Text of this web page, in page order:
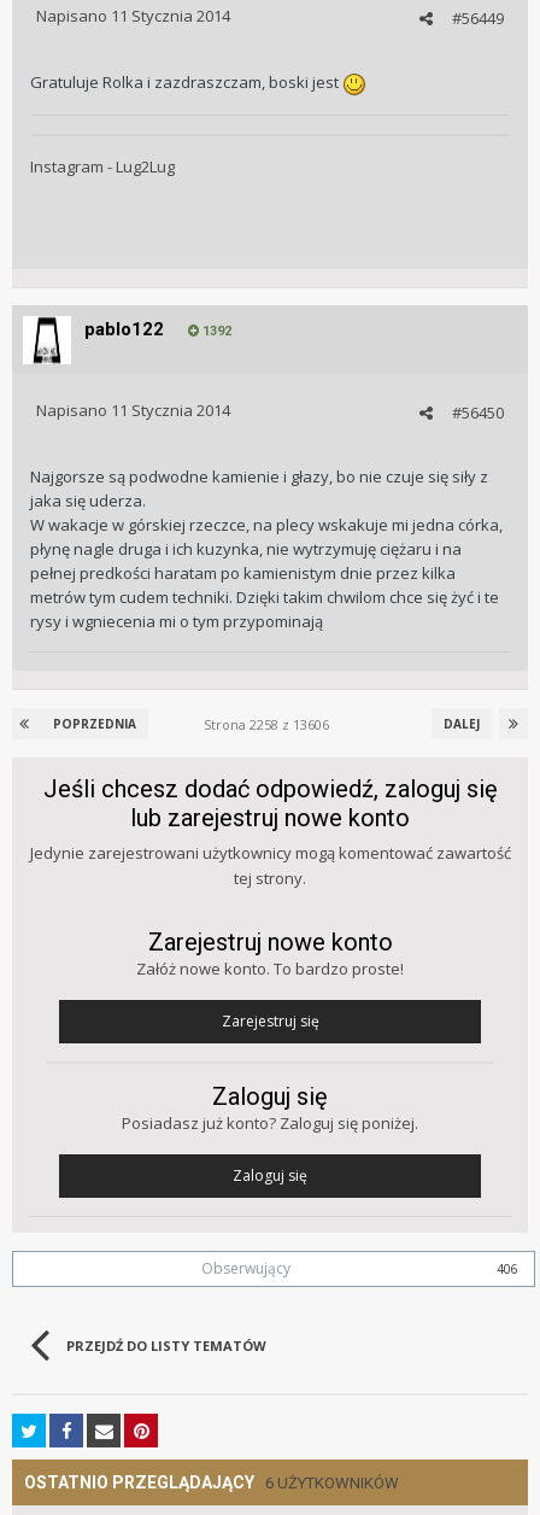
#56449
Napisano 11 Stycznia 2014
Gratuluje Rolka i zazdraszczam, boski jest
Instagram - Lug2Lug
pablo122 1392
#56450
Napisano 11 Stycznia 2014
Najgorsze są podwodne kamienie i głazy, bo nie czuje się siły z
jaka się uderza.
W wakacje w górskiej rzeczce, na plecy wskakuje mi jedna córka,
płynę nagle druga i ich kuzynka, nie wytrzymuję ciężaru i na
pełnej predkości haratam po kamienistym dnie przez kilka
metrów tym cudem techniki. Dzięki takim chwilom chce się żyć i te
rysy i wgniecenia mi o tym przypominają
POPRZEDNIA DALEJ
Strona 2258 z 13606
Jeśli chcesz dodać odpowiedź, zaloguj się
lub zarejestruj nowe konto
Jedynie zarejestrowani użytkownicy mogą komentować zawartość
tej strony.
Zarejestruj nowe konto
Załóż nowe konto. To bardzo proste!
Zarejestruj się
Zaloguj się
Posiadasz już konto? Zaloguj się poniżej.
Zaloguj się
Obserwujący 406
PRZEJDŹ DO LISTY TEMATÓW
OSTATNIO PRZEGLĄDAJĄCY 6 UŻYTKOWNIKÓW